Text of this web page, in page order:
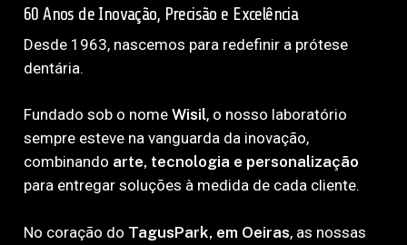
60 Anos de Inovação, Precisão e Excelência
Desde 1963, nascemos para redefinir a prótese
dentária.
Fundado sob o nome Wisil, o nosso laboratório
sempre esteve na vanguarda da inovação,
combinando arte, tecnologia e personalização
para entregar soluções à medida de cada cliente.
No coração do TagusPark, em Oeiras, as nossas